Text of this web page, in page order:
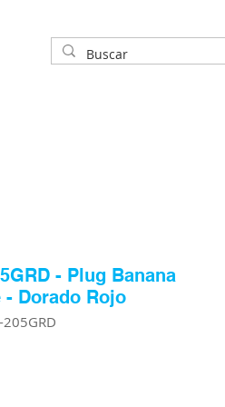
- Plug Banana
- Dorado Rojo
205GRD